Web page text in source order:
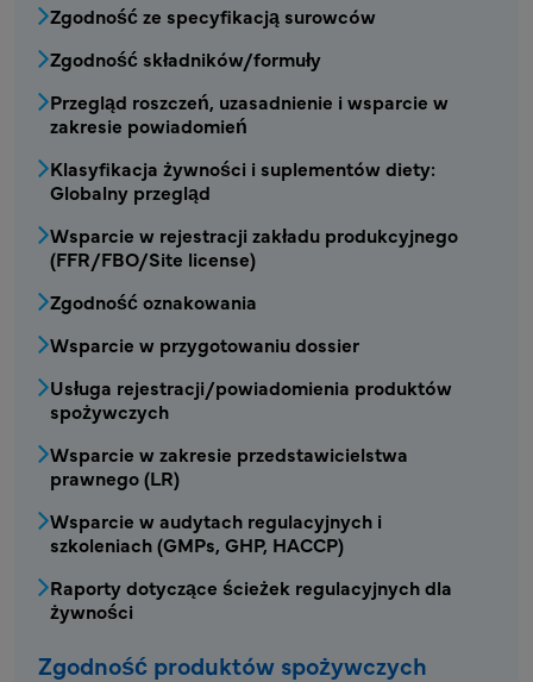
Zgodność ze specyfikacją surowców
Zgodność składników/formuły
Przegląd roszczeń, uzasadnienie i wsparcie w
zakresie powiadomień
Klasyfikacja żywności i suplementów diety:
Globalny przegląd
Wsparcie w rejestracji zakładu produkcyjnego
(FFR/FBO/Site license)
Zgodność oznakowania
Wsparcie w przygotowaniu dossier
Usługa rejestracji/powiadomienia produktów
spożywczych
Wsparcie w zakresie przedstawicielstwa
prawnego (LR)
Wsparcie w audytach regulacyjnych i
szkoleniach (GMPs, GHP, HACCP)
Raporty dotyczące ścieżek regulacyjnych dla
żywności
Zgodność produktów spożywczych